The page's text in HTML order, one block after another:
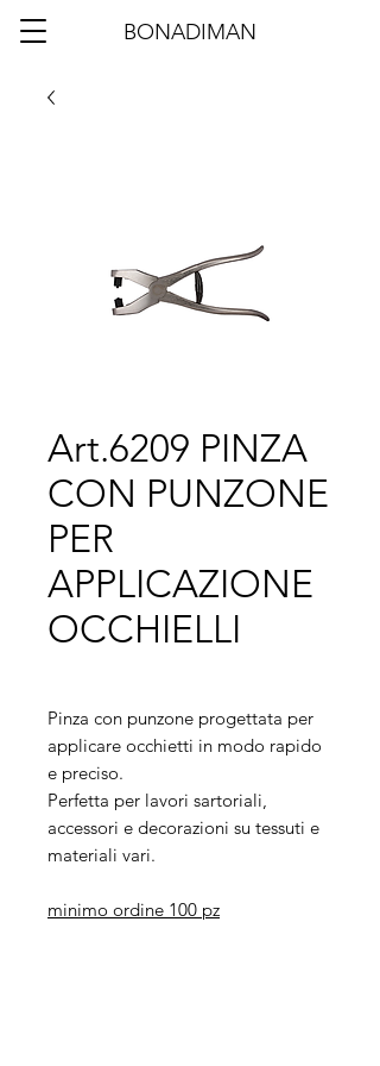
BONADIMAN
Art.6209 PINZA
CON PUNZONE
PER
APPLICAZIONE
OCCHIELLI
Pinza con punzone progettata per
applicare occhietti in modo rapido
e preciso.
Perfetta per lavori sartoriali,
accessori e decorazioni su tessuti e
materiali vari.
minimo ordine 100 pz